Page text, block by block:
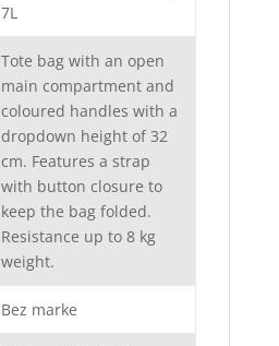
7L
Tote bag with an open
main compartment and
coloured handles with a
dropdown height of 32
cm. Features a strap
with button closure to
keep the bag folded.
Resistance up to 8 kg
weight.
Bez marke